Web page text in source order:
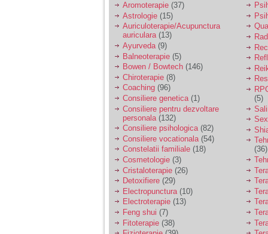
Sunt casatorita, am
31 de ani si un copil in
varsta de 2 ani care
mi-e lumina ochilor.
De ceva timp simt ca
mi s-a adunat
oboseala, o oboseala
cronica de care nu pot
scapa si simt ca din
cauza ei nu pot
controla nervii si
cateodata are copilul
de suferit.
Am o bariera peste
care nu pot trece:
prietena mea a ramas
insarcinata cu o fata.
Am fost de comun
acord sa facem un
copil, cu gandul ca e
baiat.
Aromoterapie (37)
Astrologie (15)
Auriculoterapie/Acupunctura
auriculara(13)
Ayurveda(9)
Balneoterapie (5)
Bowen / Bowtech (146)
Chiroterapie (8)
Coaching (96)
Consiliere genetica(1)
Consiliere pentru dezvoltare
personala (132)
Consiliere psihologica(82)
Consiliere vocationala (54)
Constelatii familiale (18)
Cosmetologie (3)
Cristaloterapie (26)
Detoxifiere (29)
Electropunctura (10)
Electroterapie (13)
Feng shui (7)
Fitoterapie (38)
(5)
(36)